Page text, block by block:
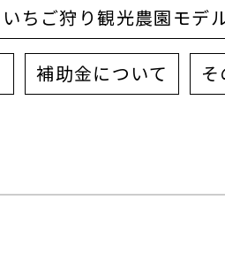
いちご狩り観光農園モデ
補助金について そ